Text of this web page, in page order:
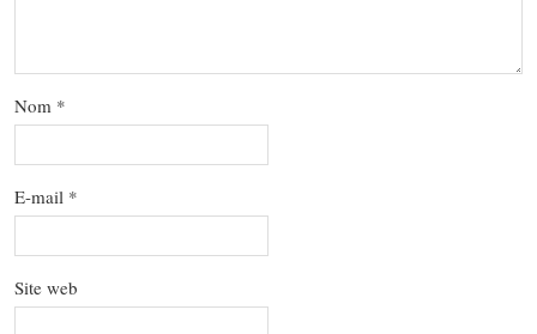
Nom *
E-mail *
Site web